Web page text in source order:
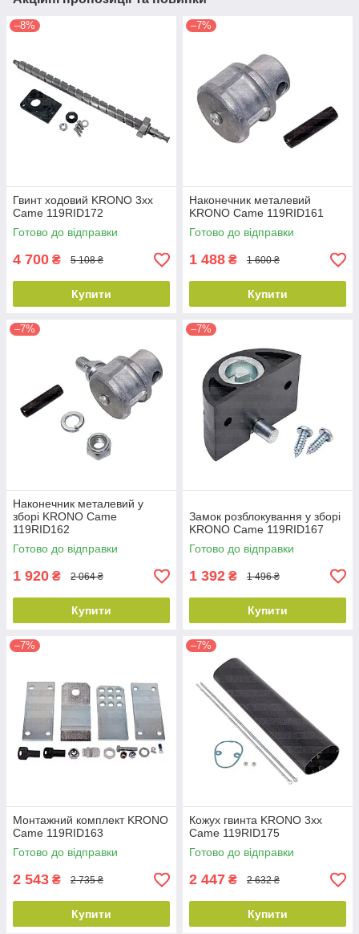
–8%
Гвинт ходовий KRONO 3xx
Came 119RID172
Готово до відправки
4 700 ₴ 5 108 ₴
Купити
–7%
Наконечник металевий
KRONO Came 119RID161
Готово до відправки
1 488 ₴ 1 600 ₴
Купити
–7%
Наконечник металевий у
зборі KRONO Came
119RID162
Готово до відправки
1 920 ₴ 2 064 ₴
Купити
–7%
Замок розблокування у зборі
KRONO Came 119RID167
Готово до відправки
1 392 ₴ 1 496 ₴
Купити
–7%
Монтажний комплект KRONO
Came 119RID163
Готово до відправки
2 543 ₴ 2 735 ₴
Купити
–7%
Кожух гвинта KRONO 3xx
Came 119RID175
Готово до відправки
2 447 ₴ 2 632 ₴
Купити